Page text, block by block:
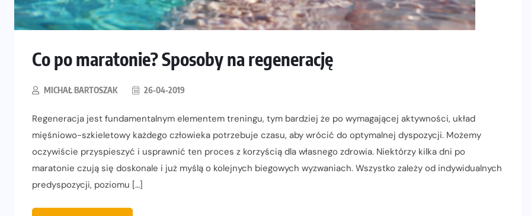
Co po maratonie? Sposoby na regenerację
MICHAŁ BARTOSZAK 26-04-2019
Regeneracja jest fundamentalnym elementem treningu, tym bardziej że po wymagającej aktywności, układ
mięśniowo-szkieletowy każdego człowieka potrzebuje czasu, aby wrócić do optymalnej dyspozycji. Możemy
oczywiście przyspieszyć i usprawnić ten proces z korzyścią dla własnego zdrowia. Niektórzy kilka dni po
maratonie czują się doskonale i już myślą o kolejnych biegowych wyzwaniach. Wszystko zależy od indywidualnych
predyspozycji, poziomu […]